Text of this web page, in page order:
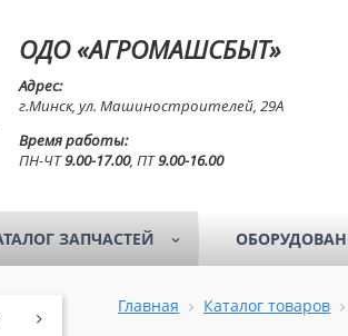
ОДО «АГРОМАШСБЫТ»
Адрес:
г.Минск, ул. Машиностроителей, 29А
Время работы:
ПН-ЧТ9.00-17.00, ПТ9.00-16.00
ЗАПЧАСТЕЙ
Главная Каталог товаров